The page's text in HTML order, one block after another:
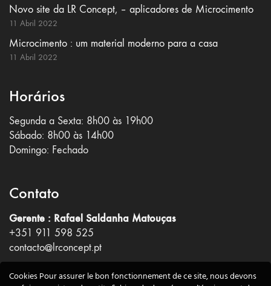
Novo site da LR Concept, – aplicadores de Microcimento
11 Abril 2022
Microcimento : um material moderno para a casa
11 Abril 2022
Horários
Segunda a Sexta: 8h00 às 19h00
Sábado: 8h00 às 14h00
Domingo: Fechado
Contato
Gerente : Rafael Saldanha Matouças
+351 911 598 525
contacto@lrconcept.pt
Peredo, 5340-380
Cookies Pour assurer le bon fonctionnement de ce site, nous devons